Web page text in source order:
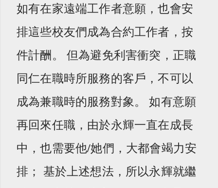
如有在家遠端工作者意願，也會安
排這些校友們成為合約工作者，按
件計酬。 但為避免利害衝突，正職
同仁在職時所服務的客戶，不可以
成為兼職時的服務對象。 如有意願
再回來任職，由於永輝一直在成長
中，也需要他/她們，大都會竭力安
排； 基於上述想法，所以永輝就繼